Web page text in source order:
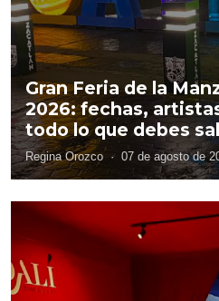
Gran Feria de la
2026: fechas,
todo lo que debes
Regina Orozco · 07 de agosto de